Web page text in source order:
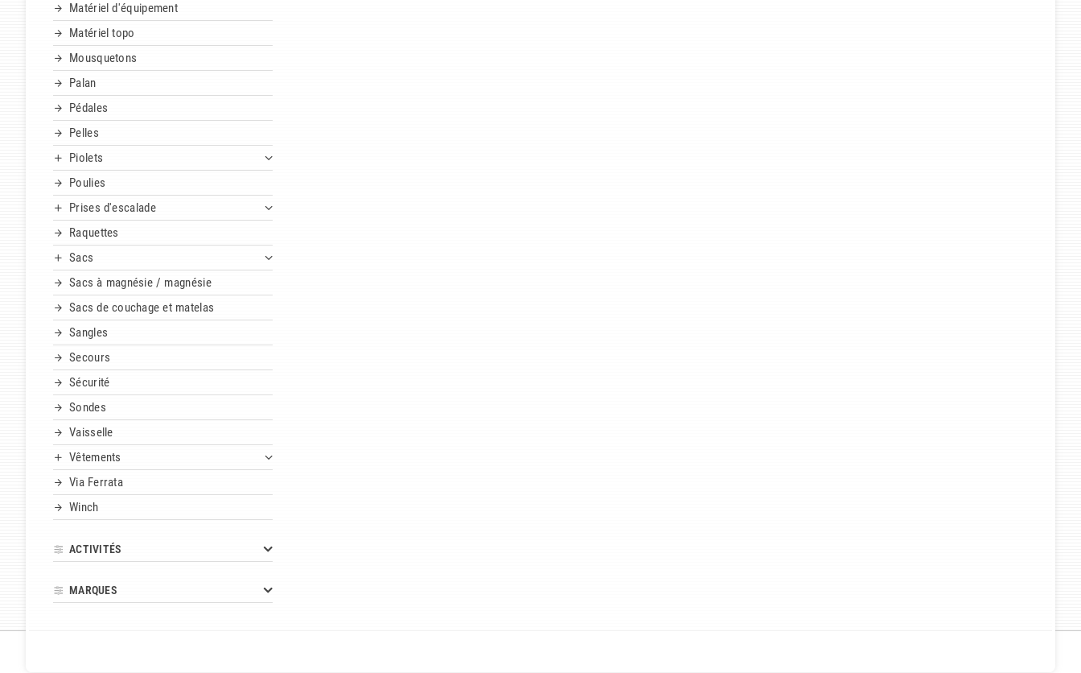
Matériel d'équipement
Matériel topo
Mousquetons
Palan
Pédales
Pelles
Piolets
Poulies
Prises d'escalade
Raquettes
Sacs
Sacs à magnésie / magnésie
Sacs de couchage et matelas
Sangles
Secours
Sécurité
Sondes
Vaisselle
Vêtements
Via Ferrata
Winch
ACTIVITÉS
MARQUES